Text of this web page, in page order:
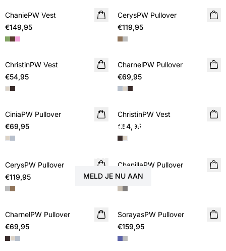
NIEUWE
ChaniePW Vest
€149,95
NIEUWE
CerysPW Pullover
€119,95
NIEUWE
ChristinPW Vest
€54,95
NIEUWE
CharnelPW Pullover
€69,95
NIEUWE
CiniaPW Pullover
€69,95
NIEUWE
ChristinPW Vest
€54,95
NIEUWE
CerysPW Pullover
€119,95
NIEUWE
ChanillaPW Pullover
€124,95
NIEUWE
CharnelPW Pullover
€69,95
NIEUWE
SorayasPW Pullover
€159,95
Word lid van PART TWO & YOU
Ontvang speciale voordelen, exclusieve kortingen en
MELD JE NU AAN